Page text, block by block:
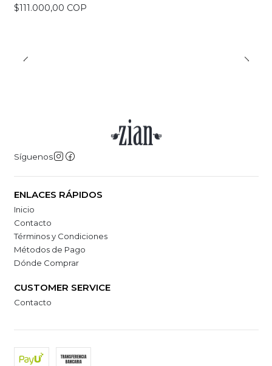
$111.000,00 COP
Síguenos
ENLACES RÁPIDOS
Inicio
Contacto
Términos y Condiciones
Métodos de Pago
Dónde Comprar
CUSTOMER SERVICE
Contacto